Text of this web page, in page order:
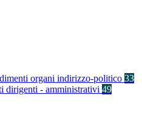
organi indirizzo-politico 33
dirigenti - amministrativi 49